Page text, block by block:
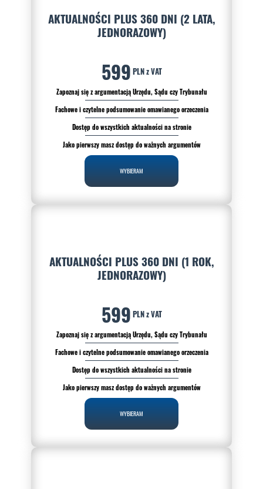
AKTUALNOŚCI PLUS 360 DNI (2 LATA,
JEDNORAZOWY)
599 PLN z VAT
Zapoznaj się z argumentacją Urzędu, Sądu czy Trybunału
Fachowe i czytelne podsumowanie omawianego orzeczenia
Dostęp do wszystkich aktualności na stronie
Jako pierwszy masz dostęp do ważnych argumentów
WYBIERAM
AKTUALNOŚCI PLUS 360 DNI (1 ROK,
JEDNORAZOWY)
599 PLN z VAT
Zapoznaj się z argumentacją Urzędu, Sądu czy Trybunału
Fachowe i czytelne podsumowanie omawianego orzeczenia
Dostęp do wszystkich aktualności na stronie
Jako pierwszy masz dostęp do ważnych argumentów
WYBIERAM